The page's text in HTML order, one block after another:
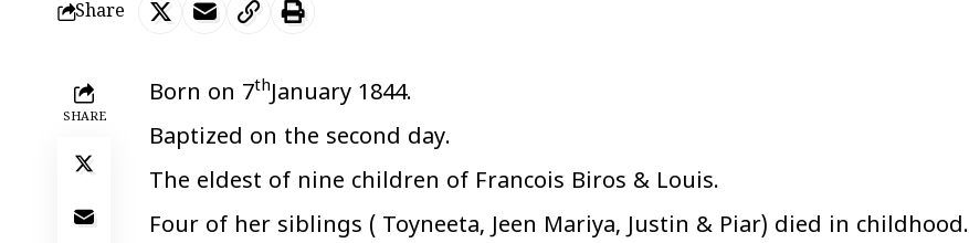
Share
SHARE
Born on 7thJanuary 1844.
Baptized on the second day.
The eldest of nine children of Francois Biros & Louis.
Four of her siblings ( Toyneeta, Jeen Mariya, Justin & Piar) died in childhood.